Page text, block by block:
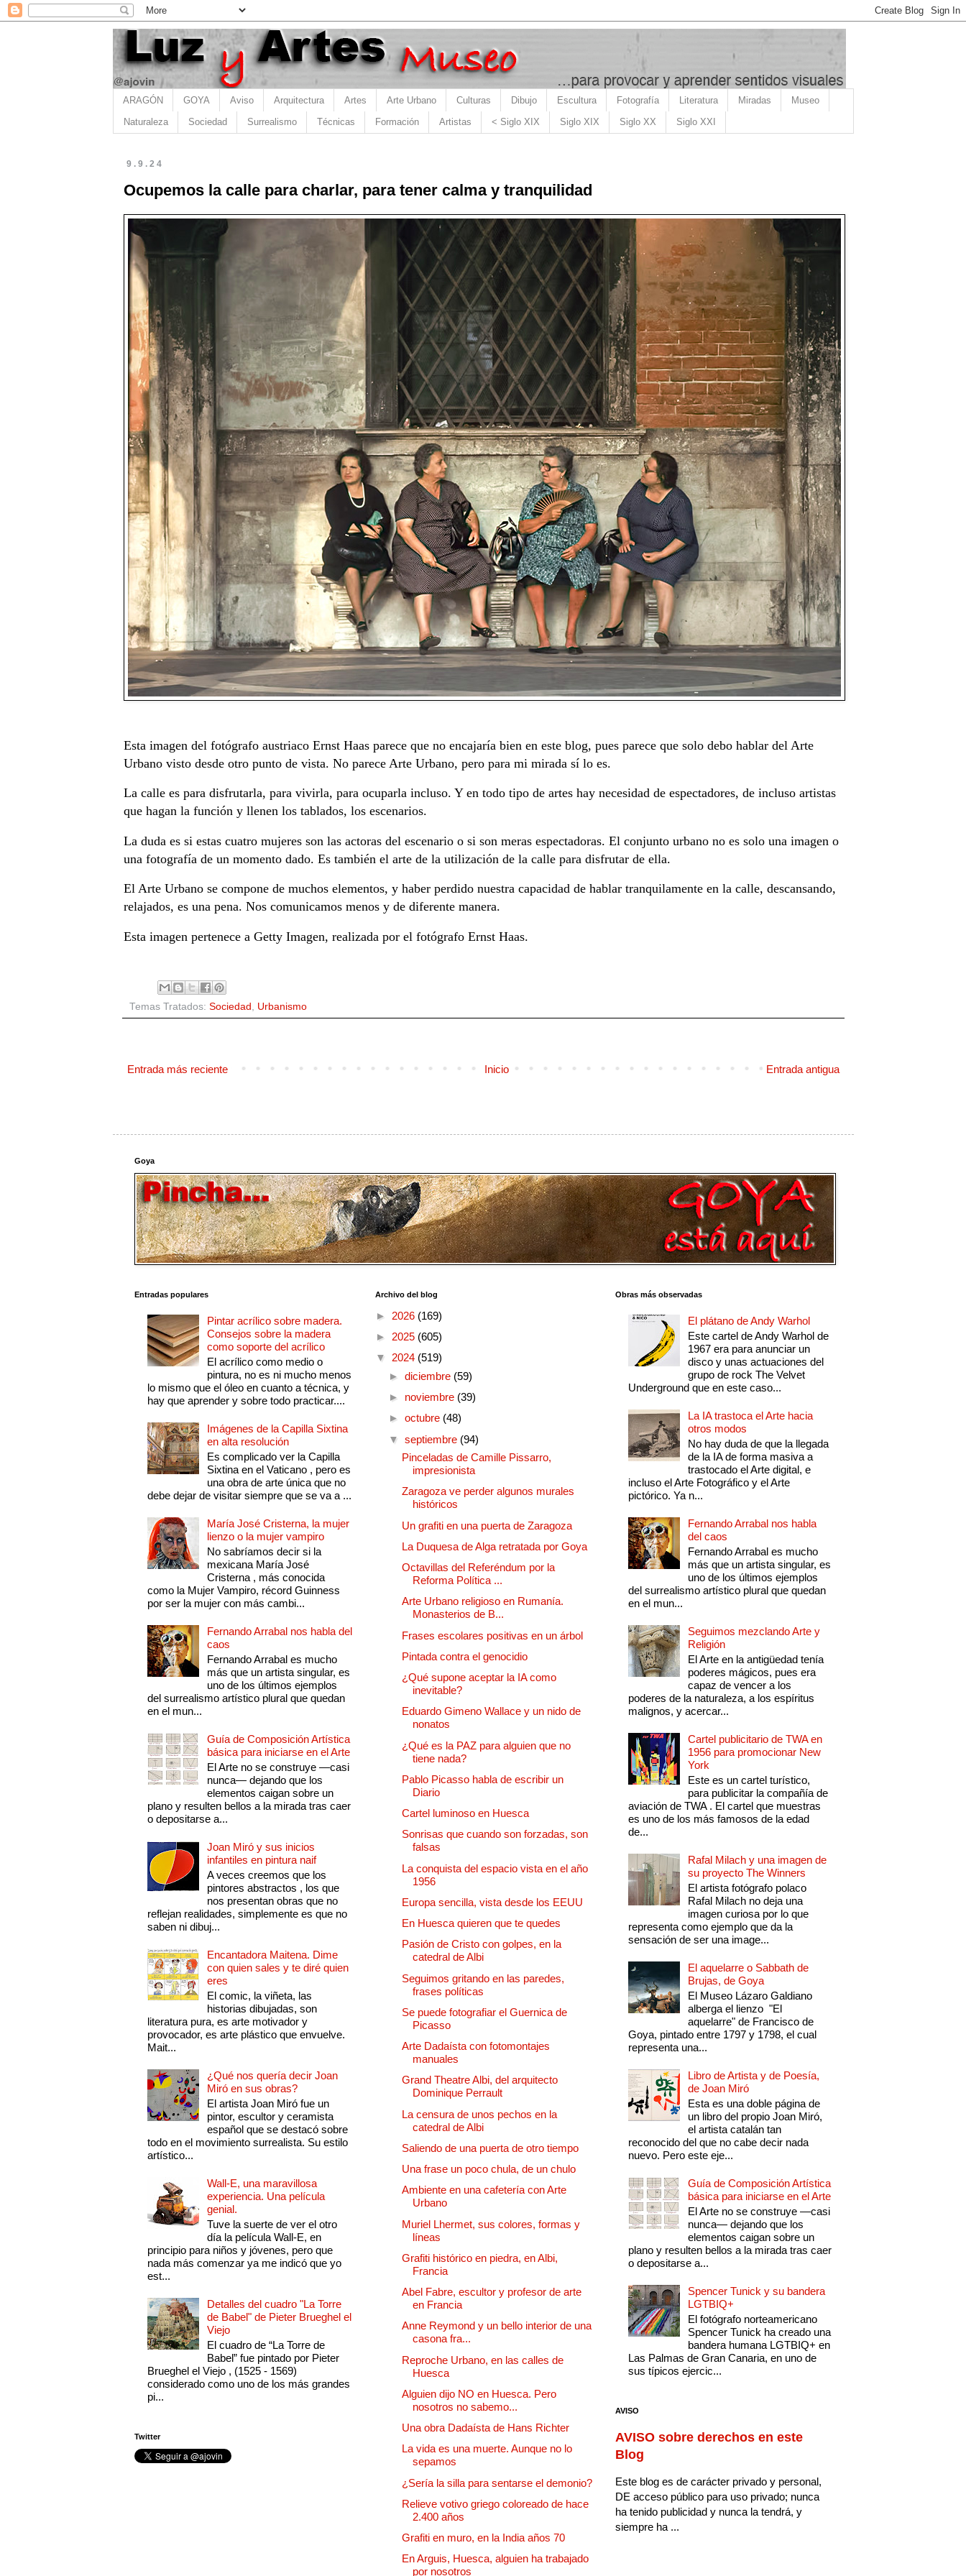
ARAGÓN GOYA Aviso Arquitectura Artes Arte Urbano Culturas Dibujo Escultura Fotografía Literatura Miradas Museo
Naturaleza Sociedad Surrealismo Técnicas Formación Artistas < Siglo XIX Siglo XIX Siglo XX Siglo XXI
9.9.24
Ocupemos la calle para charlar, para tener calma y tranquilidad
Esta imagen del fotógrafo austriaco Ernst Haas parece que no encajaría bien en este blog, pues parece que solo debo hablar del Arte
Urbano visto desde otro punto de vista. No parece Arte Urbano, pero para mi mirada sí lo es.
La calle es para disfrutarla, para vivirla, para ocuparla incluso. Y en todo tipo de artes hay necesidad de espectadores, de incluso artistas
que hagan la función y llenen los tablados, los escenarios.
La duda es si estas cuatro mujeres son las actoras del escenario o si son meras espectadoras. El conjunto urbano no es solo una imagen o
una fotografía de un momento dado. Es también el arte de la utilización de la calle para disfrutar de ella.
El Arte Urbano se compone de muchos elementos, y haber perdido nuestra capacidad de hablar tranquilamente en la calle, descansando,
relajados, es una pena. Nos comunicamos menos y de diferente manera.
Esta imagen pertenece a Getty Imagen, realizada por el fotógrafo Ernst Haas.
Temas Tratados: Sociedad , Urbanismo
Entrada más reciente Entrada antigua
Inicio
Goya
Entradas populares
Pintar acrílico sobre madera.
Consejos sobre la madera
como soporte del acrílico
El acrílico como medio o
pintura, no es ni mucho menos
lo mismo que el óleo en cuanto a técnica, y
hay que aprender y sobre todo practicar....
Imágenes de la Capilla Sixtina
en alta resolución
Es complicado ver la Capilla
Sixtina en el Vaticano , pero es
una obra de arte única que no
debe dejar de visitar siempre que se va a ...
María José Cristerna, la mujer
lienzo o la mujer vampiro
No sabríamos decir si la
mexicana María José
Cristerna , más conocida
como la Mujer Vampiro, récord Guinness
por ser la mujer con más cambi...
Fernando Arrabal nos habla del
caos
Fernando Arrabal es mucho
más que un artista singular, es
uno de los últimos ejemplos
del surrealismo artístico plural que quedan
en el mun...
Guía de Composición Artística
básica para iniciarse en el Arte
El Arte no se construye —casi
nunca— dejando que los
elementos caigan sobre un
plano y resulten bellos a la mirada tras caer
o depositarse a...
Joan Miró y sus inicios
infantiles en pintura naif
A veces creemos que los
pintores abstractos , los que
nos presentan obras que no
reflejan realidades, simplemente es que no
saben ni dibuj...
Encantadora Maitena. Dime
con quien sales y te diré quien
eres
El comic, la viñeta, las
historias dibujadas, son
literatura pura, es arte motivador y
provocador, es arte plástico que envuelve.
Mait...
¿Qué nos quería decir Joan
Miró en sus obras?
El artista Joan Miró fue un
pintor, escultor y ceramista
español que se destacó sobre
todo en el movimiento surrealista. Su estilo
artístico...
Wall-E, una maravillosa
experiencia. Una película
genial.
Tuve la suerte de ver el otro
día la película Wall-E, en
principio para niños y jóvenes, pero que
nada más comenzar ya me indicó que yo
est...
Detalles del cuadro "La Torre
de Babel" de Pieter Brueghel el
Viejo
El cuadro de “La Torre de
Babel” fue pintado por Pieter
Brueghel el Viejo , (1525 - 1569)
considerado como uno de los más grandes
pi...
Twitter
Archivo del blog
► 2026 (169)
► 2025 (605)
▼ 2024 (519)
► diciembre (59)
► noviembre (39)
► octubre (48)
▼ septiembre (94)
Pinceladas de Camille Pissarro,
impresionista
Zaragoza ve perder algunos murales
históricos
Un grafiti en una puerta de Zaragoza
La Duquesa de Alga retratada por Goya
Octavillas del Referéndum por la
Reforma Política ...
Arte Urbano religioso en Rumanía.
Monasterios de B...
Frases escolares positivas en un árbol
Pintada contra el genocidio
¿Qué supone aceptar la IA como
inevitable?
Eduardo Gimeno Wallace y un nido de
nonatos
¿Qué es la PAZ para alguien que no
tiene nada?
Pablo Picasso habla de escribir un
Diario
Cartel luminoso en Huesca
Sonrisas que cuando son forzadas, son
falsas
La conquista del espacio vista en el año
1956
Europa sencilla, vista desde los EEUU
En Huesca quieren que te quedes
Pasión de Cristo con golpes, en la
catedral de Albi
Seguimos gritando en las paredes,
frases políticas
Se puede fotografiar el Guernica de
Picasso
Arte Dadaísta con fotomontajes
manuales
Grand Theatre Albi, del arquitecto
Dominique Perrault
La censura de unos pechos en la
catedral de Albi
Saliendo de una puerta de otro tiempo
Una frase un poco chula, de un chulo
Ambiente en una cafetería con Arte
Urbano
Muriel Lhermet, sus colores, formas y
líneas
Grafiti histórico en piedra, en Albi,
Francia
Abel Fabre, escultor y profesor de arte
en Francia
Anne Reymond y un bello interior de una
casona fra...
Reproche Urbano, en las calles de
Huesca
Alguien dijo NO en Huesca. Pero
nosotros no sabemo...
Una obra Dadaísta de Hans Richter
La vida es una muerte. Aunque no lo
sepamos
¿Sería la silla para sentarse el demonio?
Relieve votivo griego coloreado de hace
2.400 años
Grafiti en muro, en la India años 70
En Arguis, Huesca, alguien ha trabajado
por nosotros
Obras más observadas
El plátano de Andy Warhol
Este cartel de Andy Warhol de
1967 era para anunciar un
disco y unas actuaciones del
grupo de rock The Velvet
Underground que en este caso...
La IA trastoca el Arte hacia
otros modos
No hay duda de que la llegada
de la IA de forma masiva a
trastocado el Arte digital, e
incluso el Arte Fotográfico y el Arte
pictórico. Ya n...
Fernando Arrabal nos habla
del caos
Fernando Arrabal es mucho
más que un artista singular, es
uno de los últimos ejemplos
del surrealismo artístico plural que quedan
en el mun...
Seguimos mezclando Arte y
Religión
El Arte en la antigüedad tenía
poderes mágicos, pues era
capaz de vencer a los
poderes de la naturaleza, a los espíritus
malignos, y acercar...
Cartel publicitario de TWA en
1956 para promocionar New
York
Este es un cartel turístico,
para publicitar la compañía de
aviación de TWA . El cartel que muestras
es uno de los más famosos de la edad
de...
Rafal Milach y una imagen de
su proyecto The Winners
El artista fotógrafo polaco
Rafal Milach no deja una
imagen curiosa por lo que
representa como ejemplo que da la
sensación de ser una image...
El aquelarre o Sabbath de
Brujas, de Goya
El Museo Lázaro Galdiano
alberga el lienzo "El
aquelarre" de Francisco de
Goya, pintado entre 1797 y 1798, el cual
representa una...
Libro de Artista y de Poesía,
de Joan Miró
Esta es una doble página de
un libro del propio Joan Miró,
el artista catalán tan
reconocido del que no cabe decir nada
nuevo. Pero este eje...
Guía de Composición Artística
básica para iniciarse en el Arte
El Arte no se construye —casi
nunca— dejando que los
elementos caigan sobre un
plano y resulten bellos a la mirada tras caer
o depositarse a...
Spencer Tunick y su bandera
LGTBIQ+
El fotógrafo norteamericano
Spencer Tunick ha creado una
bandera humana LGTBIQ+ en
Las Palmas de Gran Canaria, en uno de
sus típicos ejercic...
AVISO
AVISO sobre derechos en este
Blog
Este blog es de carácter privado y personal,
DE acceso público para uso privado; nunca
ha tenido publicidad y nunca la tendrá, y
siempre ha ...